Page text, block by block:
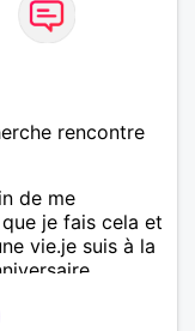
rencontre
de me
je fais cela et
vie.je suis à la
partage les
un être humain